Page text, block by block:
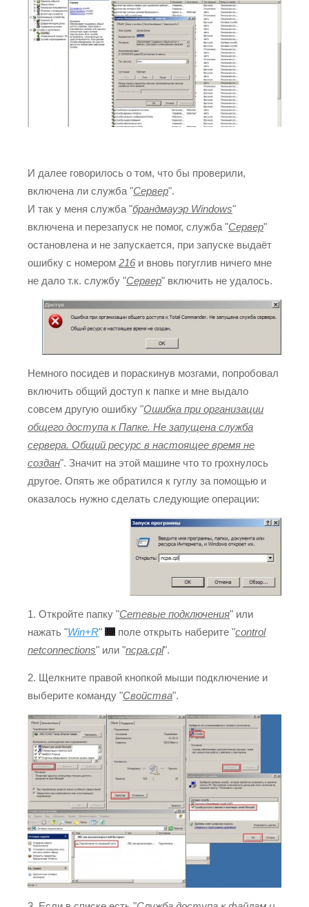
И далее говорилось о том, что бы проверили,
включена ли служба "Сервер".
И так у меня служба "брандмауэр Windows"
включена и перезапуск не помог, служба "Сервер"
остановлена и не запускается, при запуске выдаёт
ошибку с номером 216 и вновь погуглив ничего мне
не дало т.к. службу "Сервер" включить не удалось.
Немного посидев и пораскинув мозгами, попробовал
включить общий доступ к папке и мне выдало
совсем другую ошибку "Ошибка при организации
общего доступа к Папке. Не запущена служба
сервера. Общий ресурс в настоящее время не
создан". Значит на этой машине что то грохнулось
другое. Опять же обратился к гуглу за помощью и
оказалось нужно сделать следующие операции:
1. Откройте папку "Сетевые подключения" или
нажать "Win+R" поле открыть наберите "control
netconnections" или "ncpa.cpl".
2. Щелкните правой кнопкой мыши подключение и
выберите команду "Свойства".